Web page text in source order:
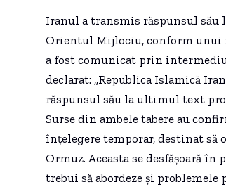
Iranul a transmis răspunsul său
Orientul Mijlociu, conform unui
a fost comunicat prin
declarat: „Republica Islamică
răspunsul său la ultimul text
Surse din ambele tabere au
înțelegere temporar, destinat să
Ormuz. Aceasta se desfășoară
trebui să abordeze și